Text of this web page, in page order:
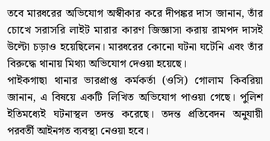
তবে মারধরের অভিযোগ অস্বীকার করে দীপঙ্কর দাস জানান, তাঁর
চোখে সরাসরি লাইট মারার কারণ জিজ্ঞাসা করায় রামপদ দাসই
উল্টো চড়াও হয়েছিলেন। মারধরের কোনো ঘটনা ঘটেনি এবং তাঁর
বিরুদ্ধে থানায় মিথ্যা অভিযোগ দেওয়া হয়েছে।
পাইকগাছা থানার ভারপ্রাপ্ত কর্মকর্তা (ওসি) গোলাম কিবরিয়া
জানান, এ বিষয়ে একটি লিখিত অভিযোগ পাওয়া গেছে। পুলিশ
ইতিমধ্যেই ঘটনাস্থল তদন্ত করেছে। তদন্ত প্রতিবেদন অনুযায়ী
পরবর্তী আইনগত ব্যবস্থা নেওয়া হবে।